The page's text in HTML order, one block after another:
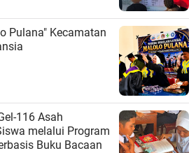
Pulana" Kecamatan
116 Asah
melalui Program
Buku Bacaan